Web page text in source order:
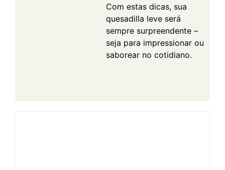
Com estas dicas, sua
quesadilla leve será
sempre surpreendente –
seja para impressionar ou
saborear no cotidiano.